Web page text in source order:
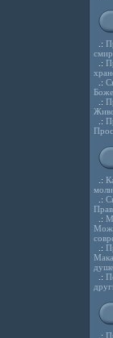
.:
.:
.:
.:
.:
.:
.:
.:
.:
.:
.: